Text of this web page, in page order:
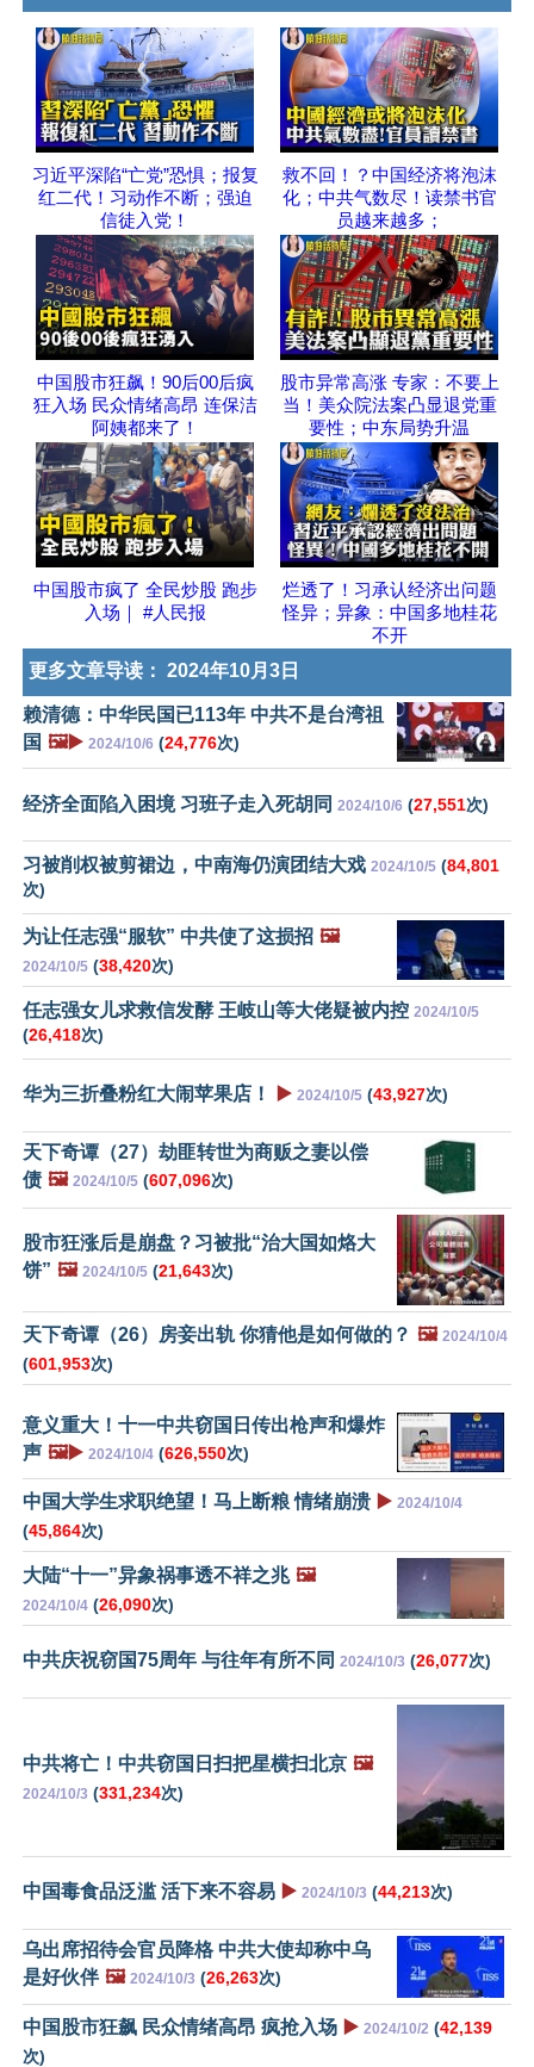
习近平深陷“亡党”恐惧；报复
红二代！习动作不断；强迫
信徒入党！
救不回！？中国经济将泡沫
化；中共气数尽！读禁书官
员越来越多；
中国股市狂飙！90后00后疯
狂入场 民众情绪高昂 连保洁
阿姨都来了！
股市异常高涨 专家：不要上
当！美众院法案凸显退党重
要性；中东局势升温
中国股市疯了 全民炒股 跑步
入场｜ #人民报
烂透了！习承认经济出问题
怪异；异象：中国多地桂花
不开
更多文章导读： 2024年10月3日
赖清德：中华民国已113年 中共不是台湾祖
国 🖼️▶️ 2024/10/6 (24,776次)
经济全面陷入困境 习班子走入死胡同 2024/10/6 (27,551次)
习被削权被剪裙边，中南海仍演团结大戏 2024/10/5 (84,801
次)
为让任志强“服软” 中共使了这损招 🖼️
2024/10/5 (38,420次)
任志强女儿求救信发酵 王岐山等大佬疑被内控 2024/10/5
(26,418次)
华为三折叠粉红大闹苹果店！ ▶️ 2024/10/5 (43,927次)
天下奇谭（27）劫匪转世为商贩之妻以偿
债 🖼️ 2024/10/5 (607,096次)
股市狂涨后是崩盘？习被批“治大国如烙大
饼” 🖼️ 2024/10/5 (21,643次)
天下奇谭（26）房妾出轨 你猜他是如何做的？ 🖼️ 2024/10/4
(601,953次)
意义重大！十一中共窃国日传出枪声和爆炸
声 🖼️▶️ 2024/10/4 (626,550次)
中国大学生求职绝望！马上断粮 情绪崩溃 ▶️ 2024/10/4
(45,864次)
大陆“十一”异象祸事透不祥之兆 🖼️
2024/10/4 (26,090次)
中共庆祝窃国75周年 与往年有所不同 2024/10/3 (26,077次)
中共将亡！中共窃国日扫把星横扫北京 🖼️
2024/10/3 (331,234次)
中国毒食品泛滥 活下来不容易 ▶️ 2024/10/3 (44,213次)
乌出席招待会官员降格 中共大使却称中乌
是好伙伴 🖼️ 2024/10/3 (26,263次)
中国股市狂飙 民众情绪高昂 疯抢入场 ▶️ 2024/10/2 (42,139
次)